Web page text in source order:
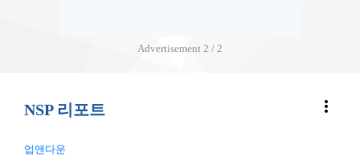
Advertisement 2 / 2
NSP 리포트 more_vert
업앤다운